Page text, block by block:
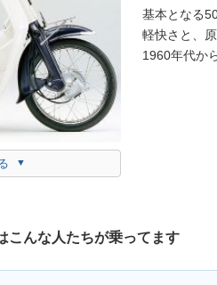
基本となる
軽快さと、
1960年代か
こんな人たちが乗ってます